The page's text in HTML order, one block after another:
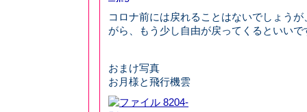
コロナ前には戻れることはないでしょう
がら、もう少し自由が戻ってくるといいで
おまけ写真
お月様と飛行機雲